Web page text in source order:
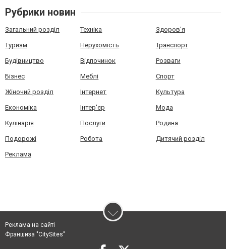
Рубрики новин
Загальний розділ Техніка Здоров'я
Туризм Нерухомість Транспорт
Будівництво Відпочинок Розваги
Бізнес Меблі Спорт
Жіночий розділ Інтернет Культура
Економіка Інтер'єр Мода
Кулінарія Послуги Родина
Подорожі Робота Дитячий розділ
Реклама
Реклама на сайті
Франшиза "CitySites"